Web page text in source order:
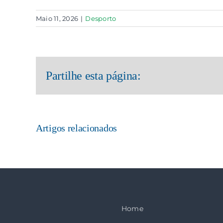
Maio 11, 2026 | Desporto
Partilhe esta página:
Artigos relacionados
Home